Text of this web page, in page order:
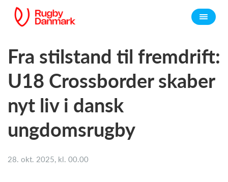
Fra stilstand til fremdrift:
U18 Crossborder skaber
nyt liv i dansk
ungdomsrugby
28. okt. 2025, kl. 00.00